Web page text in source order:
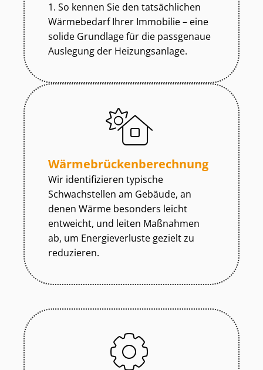
1. So kennen Sie den tatsächlichen
Wärmebedarf Ihrer Immobilie – eine
solide Grundlage für die passgenaue
Auslegung der Heizungsanlage.
Wär­me­brü­cken­be­rech­nung
Wir identifizieren typische
Schwachstellen am Gebäude, an
denen Wärme besonders leicht
entweicht, und leiten Maßnahmen
ab, um Energieverluste gezielt zu
reduzieren.